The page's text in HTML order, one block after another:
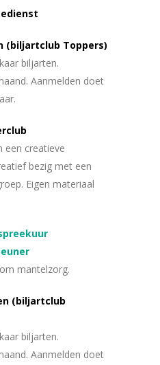
(biljartclub Toppers)
biljarten.
Aanmelden doet
een creatieve
bezig met een
Eigen materiaal
mantelzorg.
(biljartclub
biljarten.
Aanmelden doet